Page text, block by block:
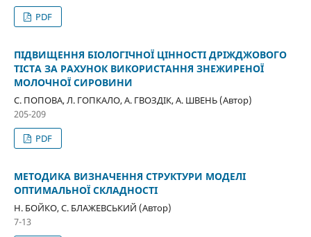
PDF
ПІДВИЩЕННЯ БІОЛОГІЧНОЇ ЦІННОСТІ ДРІЖДЖОВОГО
ТІСТА ЗА РАХУНОК ВИКОРИСТАННЯ ЗНЕЖИРЕНОЇ
МОЛОЧНОЇ СИРОВИНИ
С. ПОПОВА, Л. ГОПКАЛО, А. ГВОЗДІК, А. ШВЕНЬ (Автор)
205-209
PDF
МЕТОДИКА ВИЗНАЧЕННЯ СТРУКТУРИ МОДЕЛІ
ОПТИМАЛЬНОЇ СКЛАДНОСТІ
Н. БОЙКО, С. БЛАЖЕВСЬКИЙ (Автор)
7-13